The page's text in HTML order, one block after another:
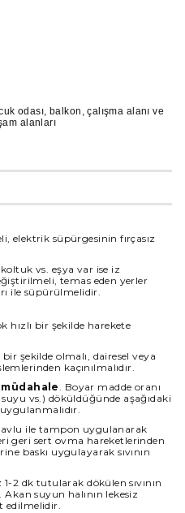
odası, balkon, çalışma alanı ve
alanları
elektrik süpürgesinin fırçasız
vs. eşya var ise iz
temas eden yerler
ile süpürülmelidir.
hızlı bir şekilde harekete
şekilde olmalı, dairesel veya
kaçınılmalıdır.
. Boyar madde oranı
vs.) döküldüğünde aşağıdaki
ile tampon uygulanarak
geri sert ovma hareketlerinden
baskı uygulayarak sıvının
2 dk tutularak dökülen sıvının
Akan suyun halının lekesiz
edilmelidir.